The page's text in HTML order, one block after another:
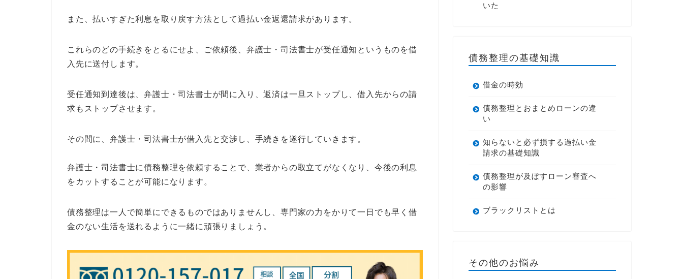
また、払いすぎた利息を取り戻す方法として過払い金返還請求があります。
これらのどの手続きをとるにせよ、ご依頼後、弁護士・司法書士が受任通知というものを借
入先に送付します。
受任通知到達後は、弁護士・司法書士が間に入り、返済は一旦ストップし、借入先からの請
求もストップさせます。
その間に、弁護士・司法書士が借入先と交渉し、手続きを遂行していきます。
弁護士・司法書士に債務整理を依頼することで、業者からの取立てがなくなり、今後の利息
をカットすることが可能になります。
債務整理は一人で簡単にできるものではありませんし、専門家の力をかりて一日でも早く借
金のない生活を送れるように一緒に頑張りましょう。
いた
債務整理の基礎知識
借金の時効
債務整理とおまとめローンの違
い
知らないと必ず損する過払い金
請求の基礎知識
債務整理が及ぼすローン審査へ
の影響
ブラックリストとは
その他のお悩み